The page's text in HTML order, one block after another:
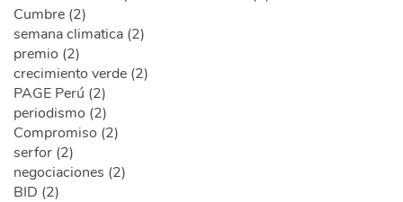
Cumbre (2)
semana climatica (2)
premio (2)
crecimiento verde (2)
PAGE Perú (2)
periodismo (2)
Compromiso (2)
serfor (2)
negociaciones (2)
BID (2)